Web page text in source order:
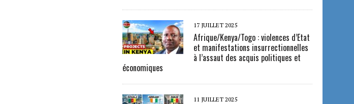
17 JUILLET 2025
Afrique/Kenya/Togo : violences d’Etat
et manifestations insurrectionnelles
à l’assaut des acquis politiques et
économiques
11 JUILLET 2025